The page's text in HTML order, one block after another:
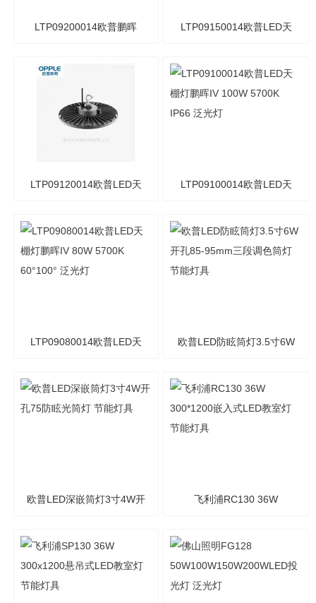
LTP09200014欧普鹏晖
IP66 泛光灯
LTP09150014欧普LED天
5700K 泛光灯
LTP09120014欧普LED天
5700K 泛光灯
LTP09100014欧普LED天
IP66 泛光灯
LTP09080014欧普LED天
60°100° 泛光灯
欧普LED防眩筒灯3.5寸6W
灯 节能灯具
欧普LED深嵌筒灯3寸4W开 飞利浦RC130 36W
灯 节能灯具